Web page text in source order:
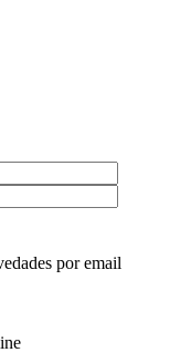
por email